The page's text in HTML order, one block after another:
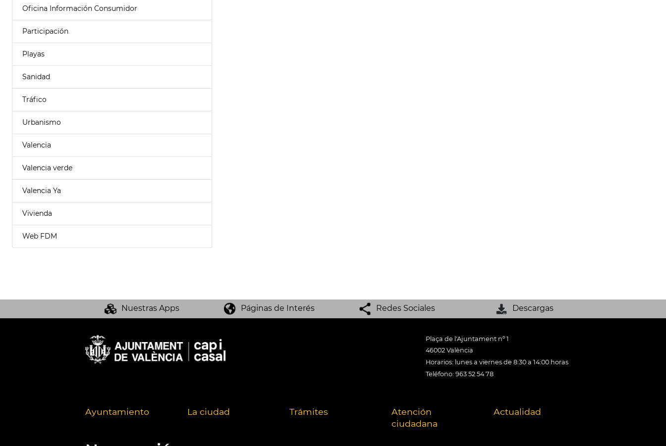
Oficina Información Consumidor
Participación
Playas
Sanidad
Tráfico
Urbanismo
Valencia
Valencia verde
Valencia Ya
Vivienda
Web FDM
Nuestras Apps Páginas de Interés Redes Sociales Descargas
Plaça de l'Ajuntament nº 1
46002 València
Horarios: lunes a viernes de 8:30 a 14:00 horas
Teléfono: 963 52 54 78
Ayuntamiento La ciudad Trámites
Atención
ciudadana
Actualidad